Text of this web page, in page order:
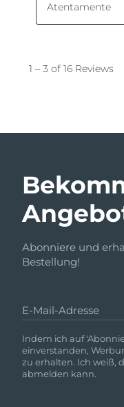
Abonniere und
Bestellung!
E-Mail-Adresse
Indem ich auf
einverstanden,
zu erhalten. Ich weiß,
abmelden kann.